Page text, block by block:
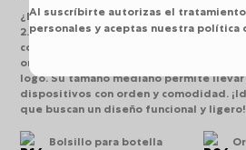
¿Buscas organización sin exceso? El
2.0 está elaborado en lona resistente a
compartimento acolchado para portátil
organizador interno, bolsillo lateral
logo. Su tamaño mediano permite
dispositivos con orden y comodidad.
que buscan un diseño funcional y ligero!
Bolsillo para botella
Al suscríbirte autorizas el
personales y aceptas nuestra política